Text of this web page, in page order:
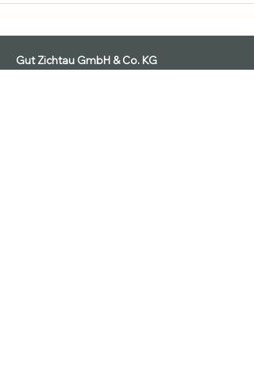
Gut Zichtau GmbH & Co. KG